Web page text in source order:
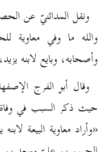
ونقل المدائنيّ عن
والله ما وفي معاوية
وأصحابه، وبايع لابنه
وقال أبو الفرج
حيث ذكر السبب في
«وأراد معاوية البيعة